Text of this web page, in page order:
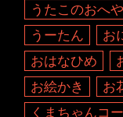
うたこのおへや
うーたん
お
おはなひめ
お絵かき
お
くまちゃんコ